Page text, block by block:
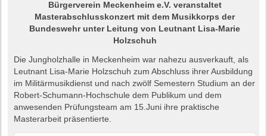
Bürgerverein Meckenheim e.V. veranstaltet
Masterabschlusskonzert mit dem Musikkorps der
Bundeswehr unter Leitung von Leutnant Lisa-Marie
Holzschuh
Die Jungholzhalle in Meckenheim war nahezu ausverkauft, als
Leutnant Lisa-Marie Holzschuh zum Abschluss ihrer Ausbildung
im Militärmusikdienst und nach zwölf Semestern Studium an der
Robert-Schumann-Hochschule dem Publikum und dem
anwesenden Prüfungsteam am 15.Juni ihre praktische
Masterarbeit präsentierte.